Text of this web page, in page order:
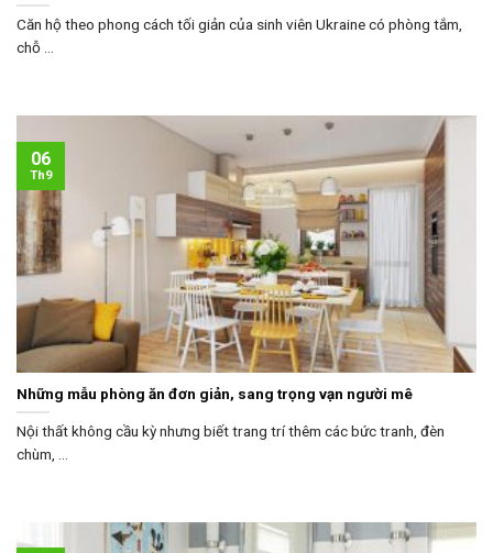
Căn hộ theo phong cách tối giản của sinh viên Ukraine có phòng tắm,
chỗ ...
Những mẫu phòng ăn đơn giản, sang trọng vạn người mê
Nội thất không cầu kỳ nhưng biết trang trí thêm các bức tranh, đèn
chùm, ...
06
Th9